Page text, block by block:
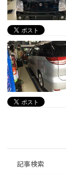
記事検索